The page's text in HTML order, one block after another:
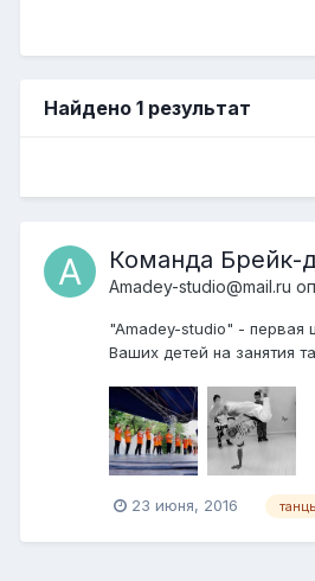
Найдено 1 результат
Команда Брейк-
Amadey-studio@mail.ru
"Amadey-studio" - первая
Ваших детей на занятия
23 июня, 2016